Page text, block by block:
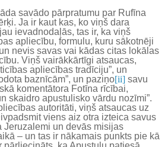
savādo pārpratumu par Rufīna
Ja ir kaut kas, ko viņš dara
ievadnodaļās, tas ir, ka viņš
apliecību, formulu, kuru sākotnēji
nevis savas vai kādas citas lokālas
Viņš vairākkārtīgi atsaucas,
apliecības tradīciju”, un
baznīcām”, un paziņo[ii] savu
komentātora Fotīna rīcībai,
skaidro apustulisko vārdu nozīmi”.
autoritāti, viņš atsaucas uz
viens aiz otra izteica savus
Jeruzalemi un devās misijas
– un tas ir nākamais punkts pie kā